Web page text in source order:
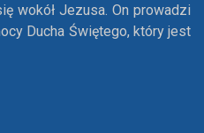
wokół Jezusa. On prowadzi
Ducha Świętego, który jest